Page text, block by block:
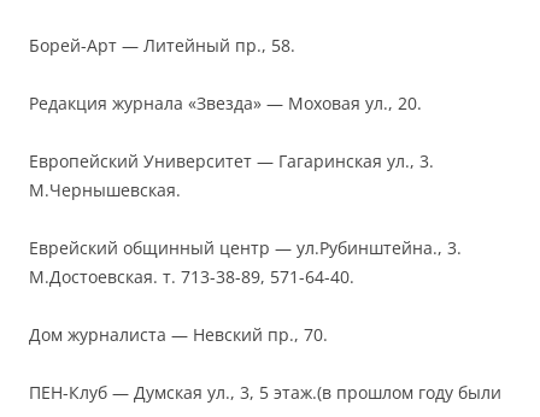
Борей-Арт — Литейный пр., 58.
Редакция журнала «Звезда» — Моховая ул., 20.
Европейский Университет — Гагаринская ул., 3.
М.Чернышевская.
Еврейский общинный центр — ул.Рубинштейна., 3.
М.Достоевская. т. 713-38-89, 571-64-40.
Дом журналиста — Невский пр., 70.
ПЕН-Клуб — Думская ул., 3, 5 этаж.(в прошлом году были